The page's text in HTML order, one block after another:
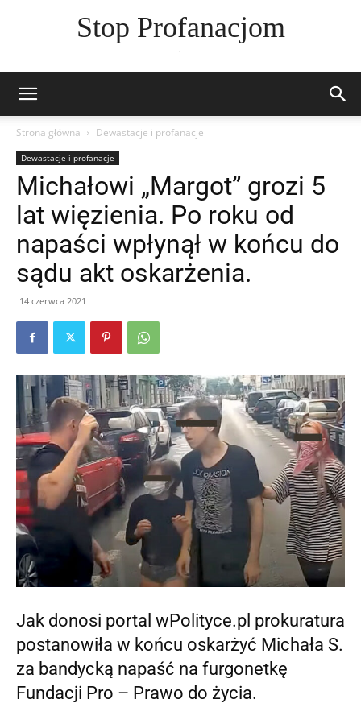
Stop Profanacjom
Strona główna Dewastacje i profanacje
Dewastacje i profanacje
Michałowi „Margot” grozi 5
lat więzienia. Po roku od
napaści wpłynął w końcu do
sądu akt oskarżenia.
14 czerwca 2021
Jak donosi portal wPolityce.pl prokuratura
postanowiła w końcu oskarżyć Michała S.
za bandycką napaść na furgonetkę
Fundacji Pro – Prawo do życia.